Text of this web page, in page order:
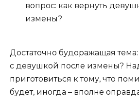
вопрос: как вернуть
измены?
Достаточно будоражащая
с девушкой после измены?
приготовиться к тому, что
будет, иногда – вполне